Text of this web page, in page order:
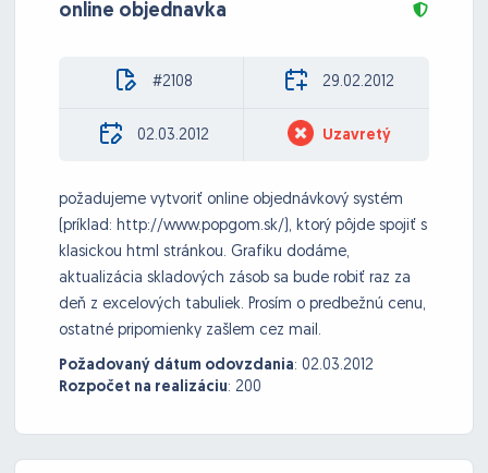
online objednavka
#2108 29.02.2012
02.03.2012 Uzavretý
požadujeme vytvoriť online objednávkový systém
(príklad: http://www.popgom.sk/), ktorý pôjde spojiť s
klasickou html stránkou. Grafiku dodáme,
aktualizácia skladových zásob sa bude robiť raz za
deň z excelových tabuliek. Prosím o predbežnú cenu,
ostatné pripomienky zašlem cez mail.
Požadovaný dátum odovzdania: 02.03.2012
Rozpočet na realizáciu: 200